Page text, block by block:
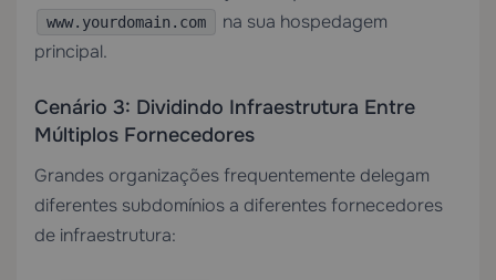
www.yourdomain.com
na sua hospedagem
principal.
Cenário 3: Dividindo Infraestrutura Entre
Múltiplos Fornecedores
Grandes organizações frequentemente delegam
diferentes subdomínios a diferentes fornecedores
de infraestrutura: